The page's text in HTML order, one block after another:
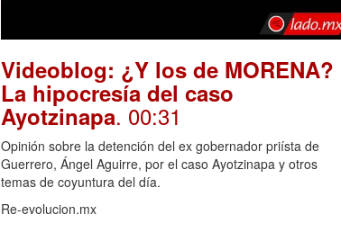
Videoblog: ¿Y los de MORENA?
La hipocresía del caso
Ayotzinapa. 00:31
Opinión sobre la detención del ex gobernador priísta de
Guerrero, Ángel Aguirre, por el caso Ayotzinapa y otros
temas de coyuntura del día.
Re-evolucion.mx